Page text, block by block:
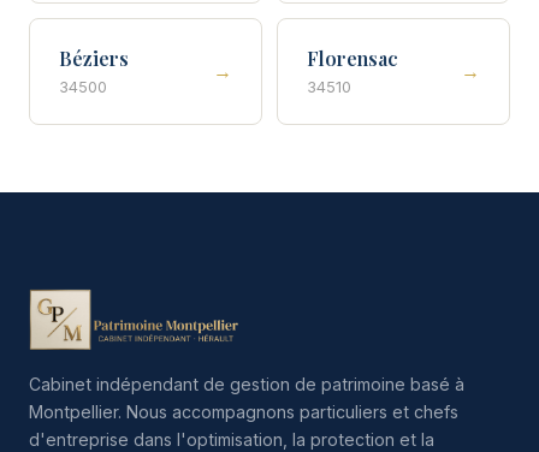
Béziers
34500
→
Florensac
34510
→
Cabinet indépendant de gestion de patrimoine basé à
Montpellier. Nous accompagnons particuliers et chefs
d'entreprise dans l'optimisation, la protection et la